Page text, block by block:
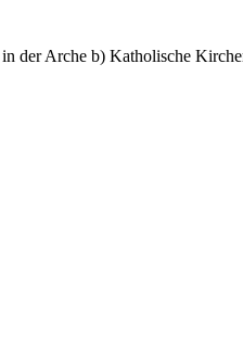
der Arche b) Katholische